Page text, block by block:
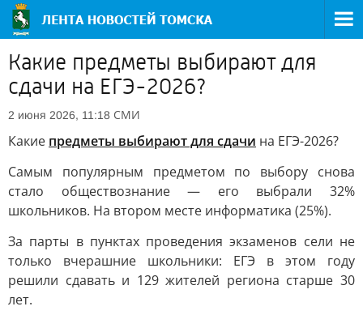
Какие предметы выбирают для
сдачи на ЕГЭ-2026?
2 июня 2026, 11:18 СМИ
Какие предметы выбирают для сдачи на ЕГЭ-2026?
Самым популярным предметом по выбору снова
стало обществознание — его выбрали 32%
школьников. На втором месте информатика (25%).
За парты в пунктах проведения экзаменов сели не
только вчерашние школьники: ЕГЭ в этом году
решили сдавать и 129 жителей региона старше 30
лет.